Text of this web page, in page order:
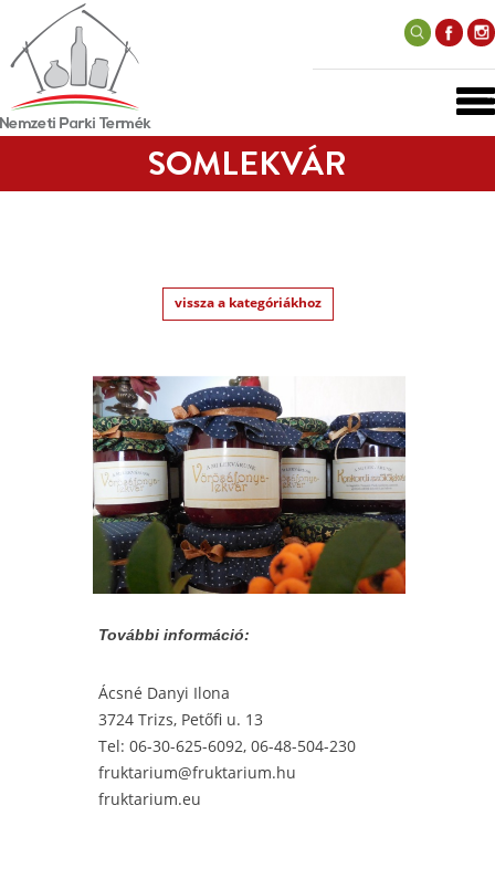
SOMLEKVÁR
vissza a kategóriákhoz
További információ:
Ácsné Danyi Ilona
3724 Trizs, Petőfi u. 13
Tel: 06-30-625-6092, 06-48-504-230
fruktarium@fruktarium.hu
fruktarium.eu